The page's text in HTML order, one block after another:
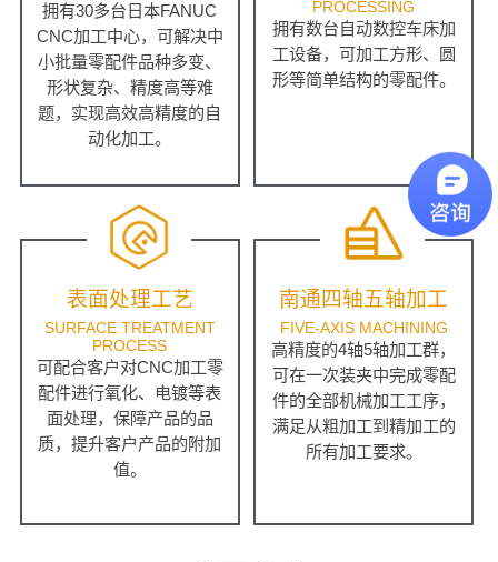
拥有30多台日本FANUC
CNC加工中心，可解决中
小批量零配件品种多变、
形状复杂、精度高等难
题，实现高效高精度的自
动化加工。
PROCESSING
拥有数台自动数控车床加
工设备，可加工方形、圆
形等简单结构的零配件。
表面处理工艺
SURFACE TREATMENT
PROCESS
可配合客户对CNC加工零
配件进行氧化、电镀等表
面处理，保障产品的品
质，提升客户产品的附加
值。
南通四轴五轴加工
FIVE-AXIS MACHINING
高精度的4轴5轴加工群，
可在一次装夹中完成零配
件的全部机械加工工序，
满足从粗加工到精加工的
所有加工要求。